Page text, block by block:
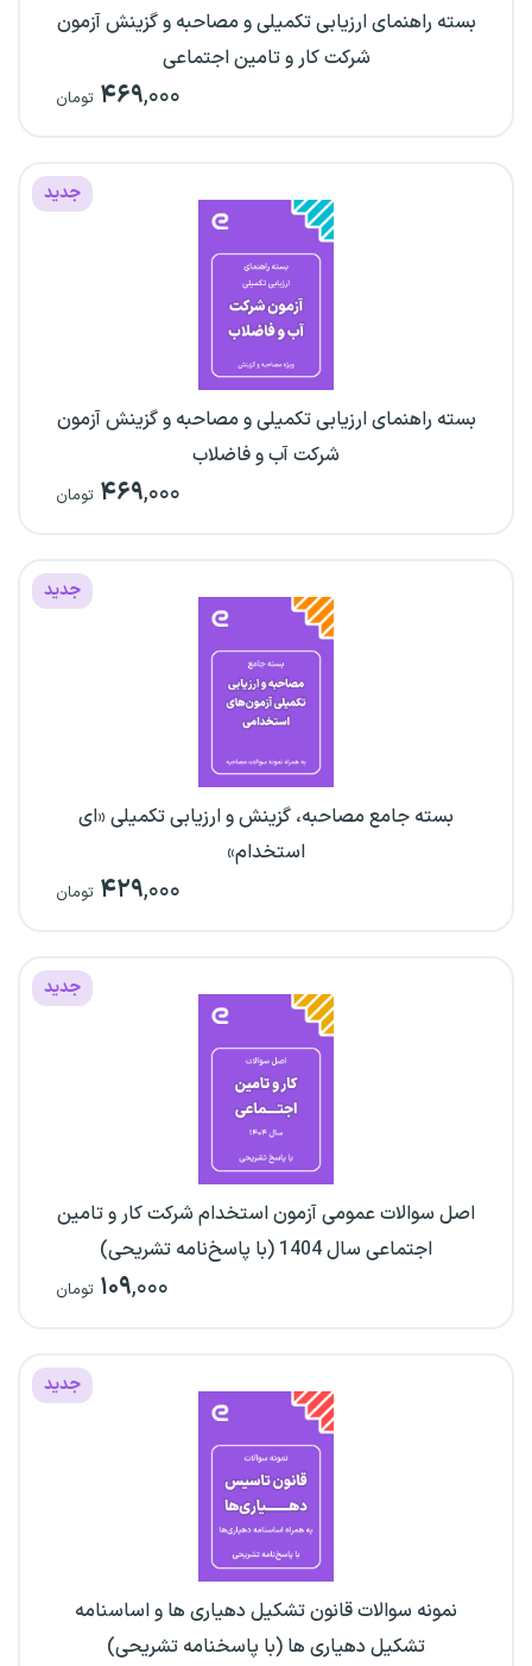
بسته راهنمای ارزیابی تکمیلی و مصاحبه و گزینش آزمون
شرکت کار و تامین اجتماعی
۴۶۹,۰۰۰ تومان
جدید
بسته راهنمای ارزیابی تکمیلی و مصاحبه و گزینش آزمون
شرکت آب و فاضلاب
۴۶۹,۰۰۰ تومان
جدید
بسته جامع مصاحبه، گزینش و ارزیابی تکمیلی «ای
استخدام»
۴۲۹,۰۰۰ تومان
جدید
اصل سوالات عمومی آزمون استخدام شرکت کار و تامین
اجتماعی سال 1404 (با پاسخ‌نامه تشریحی)
۱۰۹,۰۰۰ تومان
جدید
نمونه سوالات قانون تشکیل دهیاری ها و اساسنامه
تشکیل دهیاری ها (با پاسخنامه تشریحی)